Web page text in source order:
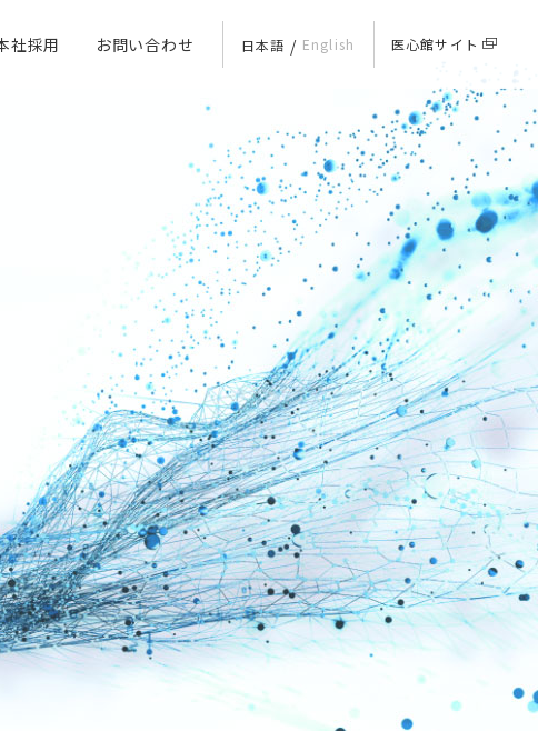
社採用 お問い合わせ 日本語 English 医心館サイト